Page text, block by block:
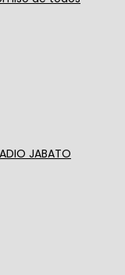
JABATO